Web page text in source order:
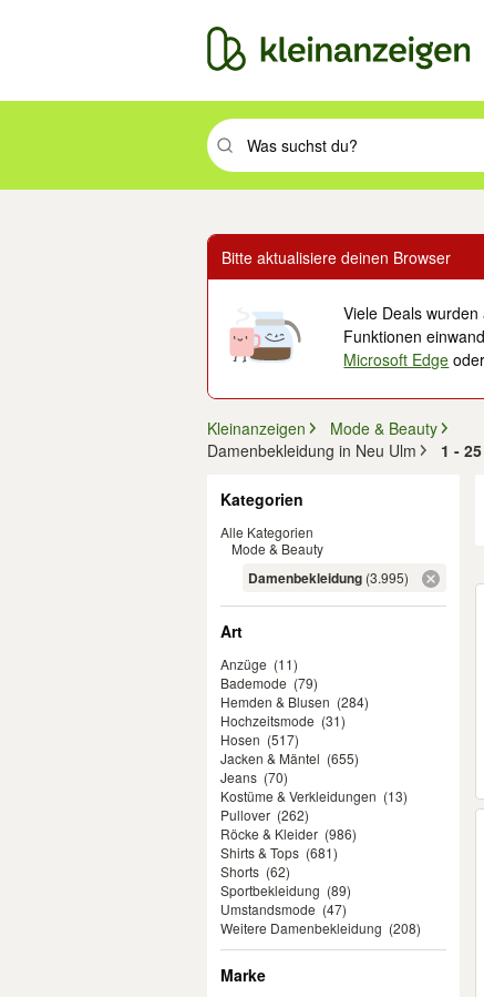
Suchbegriff eingeben. Eingabetaste
Bitte aktualisiere deinen Browser
Viele Deals
Funktionen
Microsoft Edge
Kleinanzeigen
Mode & Beauty
Damenbekleidung in Neu Ulm
1 -
Kategorien
Alle Kategorien
Mode & Beauty
Damenbekleidung (3.995)
Art
Anzüge (11)
Bademode (79)
Hemden & Blusen (284)
Hochzeitsmode (31)
Hosen (517)
Jacken & Mäntel (655)
Jeans (70)
Kostüme & Verkleidungen (13)
Pullover (262)
Röcke & Kleider (986)
Shirts & Tops (681)
Shorts (62)
Sportbekleidung (89)
Umstandsmode (47)
Weitere Damenbekleidung (208)
Marke